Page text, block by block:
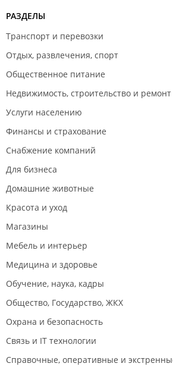
РАЗДЕЛЫ
Транспорт и перевозки
Отдых, развлечения, спорт
Общественное питание
Недвижимость, строительство и ремонт
Услуги населению
Финансы и страхование
Снабжение компаний
Для бизнеса
Домашние животные
Красота и уход
Магазины
Мебель и интерьер
Медицина и здоровье
Обучение, наука, кадры
Общество, Государство, ЖКХ
Охрана и безопасность
Связь и IT технологии
Справочные, оперативные и